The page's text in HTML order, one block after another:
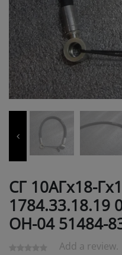
СГ 10АГх18-
1784.33.18.19
OH-04 51484-
Add a review.